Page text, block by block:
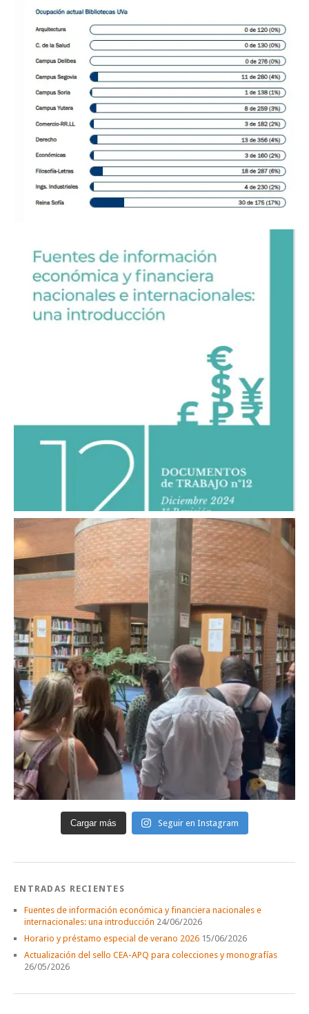
Cargar más Seguir en Instagram
ENTRADAS RECIENTES
Fuentes de información económica y financiera nacionales e
internacionales: una introducción 24/06/2026
Horario y préstamo especial de verano 2026 15/06/2026
Actualización del sello CEA-APQ para colecciones y monografías
26/05/2026